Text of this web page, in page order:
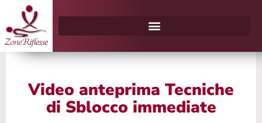
al
contenuto
Video anteprima Tecniche
di Sblocco immediate